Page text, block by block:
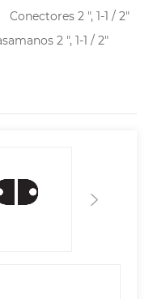
Conectores 2 ", 1-1 / 2"
2 ", 1-1 / 2"